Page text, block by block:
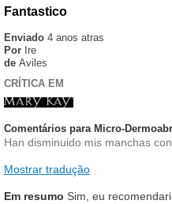
Fantastico
Enviado 4 anos atras
Por Ire
de Aviles
CRÍTICA EM
Comentários para Micro-
Han disminuido mis manchas
Mostrar tradução
Em resumo Sim, eu